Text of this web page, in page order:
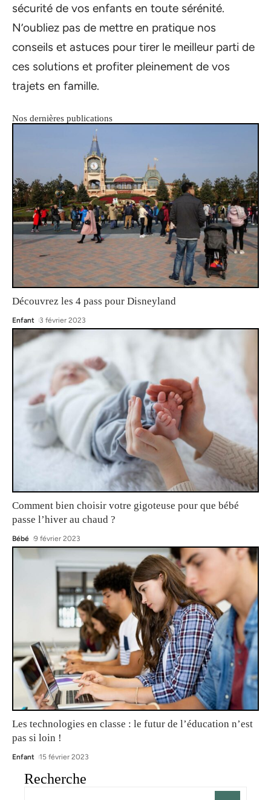
sécurité de vos enfants en toute sérénité.
N’oubliez pas de mettre en pratique nos
conseils et astuces pour tirer le meilleur parti de
ces solutions et profiter pleinement de vos
trajets en famille.
Nos dernières publications
Découvrez les 4 pass pour Disneyland
Enfant 3 février 2023
Comment bien choisir votre gigoteuse pour que bébé
passe l’hiver au chaud ?
Bébé 9 février 2023
Les technologies en classe : le futur de l’éducation n’est
pas si loin !
Enfant 15 février 2023
Recherche